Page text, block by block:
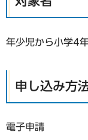
年少児から小学4
申し込み方
電子申請